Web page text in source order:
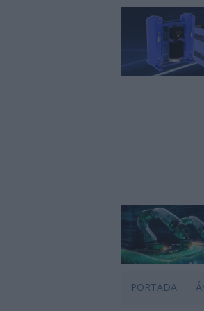
PORTADA